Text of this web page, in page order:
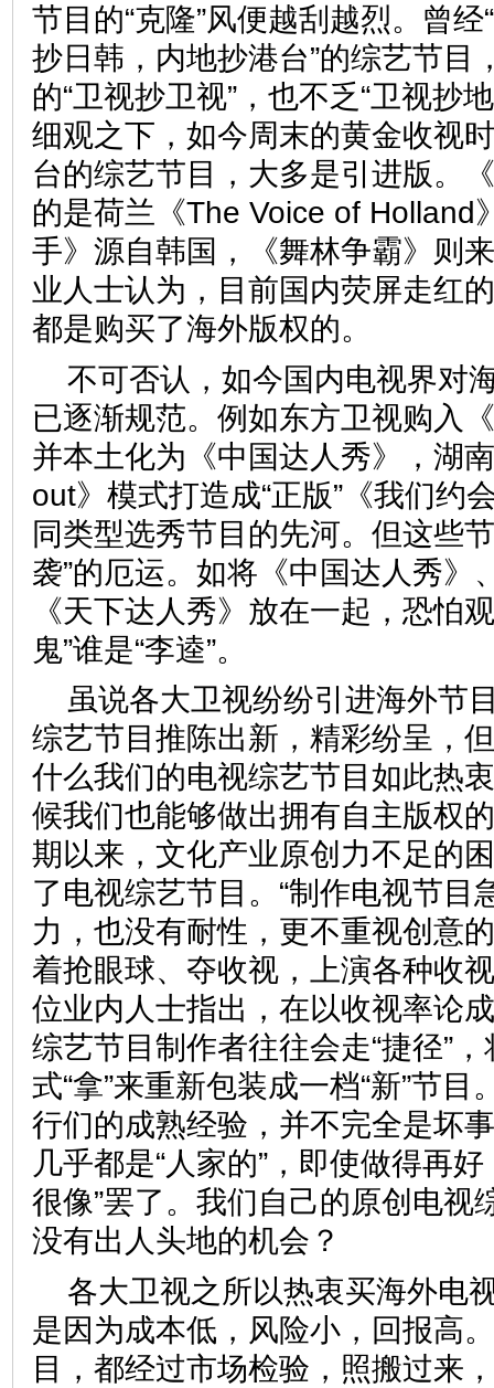
节目的“克隆”风便越刮越烈。曾
抄日韩，内地抄港台”的综艺节目
的“卫视抄卫视”，也不乏“卫视抄
细观之下，如今周末的黄金收视
台的综艺节目，大多是引进版。
的是荷兰《The Voice of Holland
手》源自韩国，《舞林争霸》则
业人士认为，目前国内荧屏走红
都是购买了海外版权的。
不可否认，如今国内电视界对
已逐渐规范。例如东方卫视购入
并本土化为《中国达人秀》，湖
out》模式打造成“正版”《我们约
同类型选秀节目的先河。但这些
袭”的厄运。如将《中国达人秀》
《天下达人秀》放在一起，恐怕
鬼”谁是“李逵”。
虽说各大卫视纷纷引进海外节
综艺节目推陈出新，精彩纷呈，
什么我们的电视综艺节目如此热
候我们也能够做出拥有自主版权
期以来，文化产业原创力不足的
了电视综艺节目。“制作电视节目
力，也没有耐性，更不重视创意
着抢眼球、夺收视，上演各种收视
位业内人士指出，在以收视率论
综艺节目制作者往往会走“捷径”
式“拿”来重新包装成一档“新”节
行们的成熟经验，并不完全是坏
几乎都是“人家的”，即使做得再
很像”罢了。我们自己的原创电视
没有出人头地的机会？
各大卫视之所以热衷买海外电
是因为成本低，风险小，回报高
目，都经过市场检验，照搬过来